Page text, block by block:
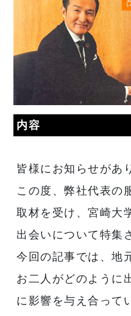
内容
皆様にお知らせがあ
この度、弊社代表の
取材を受け、宮崎大
出会いについて特集
今回の記事では、地
お二人がどのように
に影響を与え合って